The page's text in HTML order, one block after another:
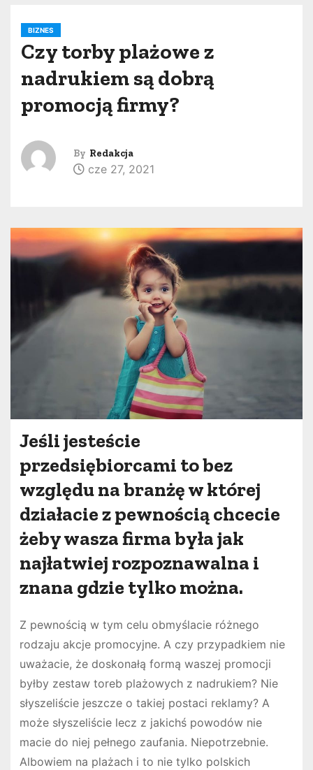
BIZNES
Czy torby plażowe z
nadrukiem są dobrą
promocją firmy?
By Redakcja
cze 27, 2021
Jeśli jesteście
przedsiębiorcami to bez
względu na branżę w której
działacie z pewnością chcecie
żeby wasza firma była jak
najłatwiej rozpoznawalna i
znana gdzie tylko można.
Z pewnością w tym celu obmyślacie różnego
rodzaju akcje promocyjne. A czy przypadkiem nie
uważacie, że doskonałą formą waszej promocji
byłby zestaw toreb plażowych z nadrukiem? Nie
słyszeliście jeszcze o takiej postaci reklamy? A
może słyszeliście lecz z jakichś powodów nie
macie do niej pełnego zaufania. Niepotrzebnie.
Albowiem na plażach i to nie tylko polskich